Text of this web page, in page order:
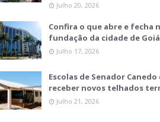
Julho 20, 2026
Confira o que abre e fecha
fundação da cidade de
Julho 17, 2026
Escolas de Senador Canedo
receber novos telhados
Julho 21, 2026